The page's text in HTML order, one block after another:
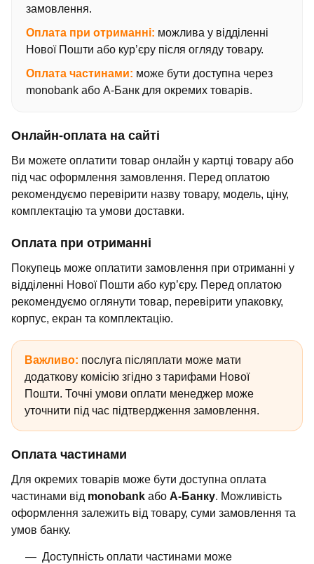
замовлення.
Оплата при отриманні: можлива у відділенні
Нової Пошти або кур’єру після огляду товару.
Оплата частинами: може бути доступна через
monobank або А-Банк для окремих товарів.
Онлайн-оплата на сайті
Ви можете оплатити товар онлайн у картці товару або
під час оформлення замовлення. Перед оплатою
рекомендуємо перевірити назву товару, модель, ціну,
комплектацію та умови доставки.
Оплата при отриманні
Покупець може оплатити замовлення при отриманні у
відділенні Нової Пошти або кур’єру. Перед оплатою
рекомендуємо оглянути товар, перевірити упаковку,
корпус, екран та комплектацію.
Важливо: послуга післяплати може мати
додаткову комісію згідно з тарифами Нової
Пошти. Точні умови оплати менеджер може
уточнити під час підтвердження замовлення.
Оплата частинами
Для окремих товарів може бути доступна оплата
частинами від monobank або А-Банку. Можливість
оформлення залежить від товару, суми замовлення та
умов банку.
Доступність оплати частинами може